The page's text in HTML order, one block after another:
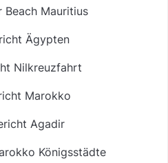
Beach Mauritius
Ägypten
Nilkreuzfahrt
Marokko
Agadir
Königsstädte